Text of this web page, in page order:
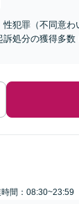
犯罪（不同意
処分の獲得多
間：08:30~23:59